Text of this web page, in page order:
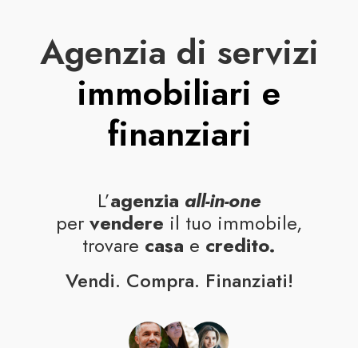
Agenzia di servizi
immobiliari e
finanziari
L’agenzia all-in-one
per vendere il tuo immobile,
trovare casa e credito.
Vendi. Compra. Finanziati!